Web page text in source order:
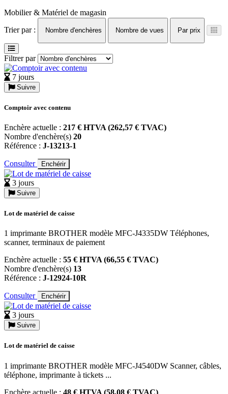
Mobilier & Matériel de magasin
Trier par :
Nombre d'enchères Nombre de vues Par prix
Filtrer par
7 jours
Suivre
Comptoir avec contenu
Enchère actuelle : 217 € HTVA (262,57 € TVAC)
Nombre d'enchère(s) 20
Référence : J-13213-1
Consulter Enchérir
3 jours
Suivre
Lot de matériel de caisse
1 imprimante BROTHER modèle MFC-J4335DW Téléphones,
scanner, terminaux de paiement
Enchère actuelle : 55 € HTVA (66,55 € TVAC)
Nombre d'enchère(s) 13
Référence : J-12924-10R
Consulter Enchérir
3 jours
Suivre
Lot de matériel de caisse
1 imprimante BROTHER modèle MFC-J4540DW Scanner, câbles,
téléphone, imprimante à tickets ...
Enchère actuelle : 48 € HTVA (58,08 € TVAC)